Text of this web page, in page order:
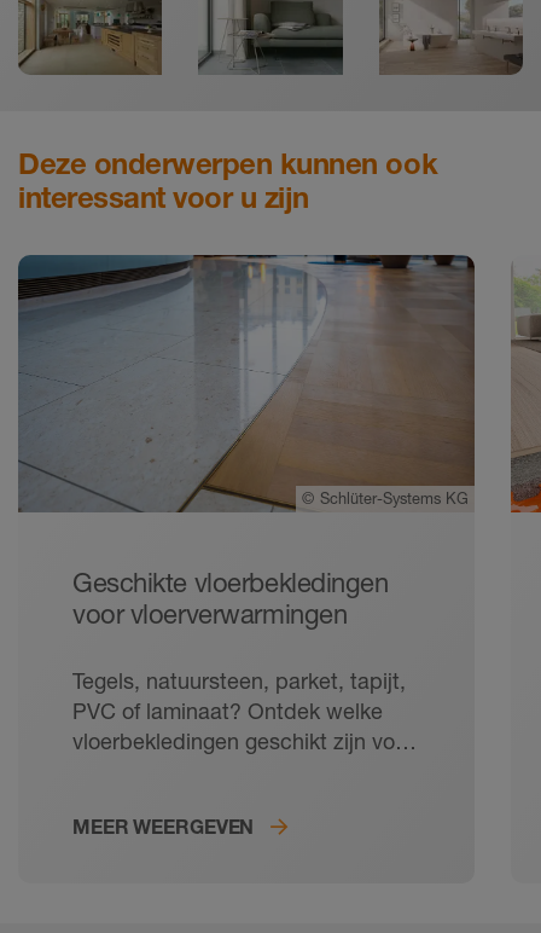
Deze onderwerpen kunnen ook
interessant voor u zijn
© Schlüter-Systems KG
Geschikte vloerbekledingen
voor vloerverwarmingen
Tegels, natuursteen, parket, tapijt,
PVC of laminaat? Ontdek welke
vloerbekledingen geschikt zijn voor
MEER WEERGEVEN